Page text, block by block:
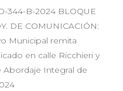
344-B-2024 BLOQUE
DE COMUNICACIÓN:
Municipal remita
en calle Ricchieri y
Abordaje Integral de